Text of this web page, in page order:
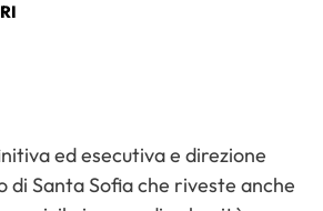
ed esecutiva e direzione
di Santa Sofia che riveste anche